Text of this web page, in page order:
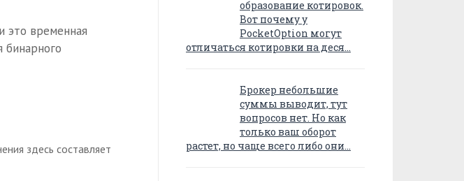
это временная
бинарного
здесь составляет
образование котировок.
Вот почему у
PocketOption могут
отличаться котировки на деся…
Брокер небольшие
суммы выводит, тут
вопросов нет. Но как
только ваш оборот
растет, но чаще всего либо они…